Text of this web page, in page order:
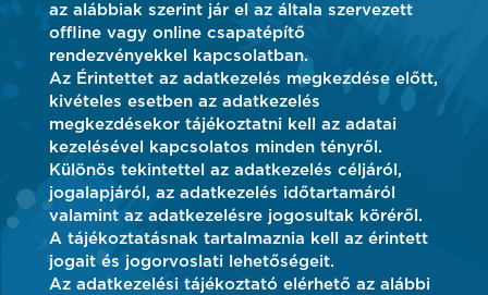
az alábbiak szerint jár el az általa szervezett
offline vagy online csapatépítő
rendezvényekkel kapcsolatban.
Az Érintettet az adatkezelés megkezdése előtt,
kivételes esetben az adatkezelés
megkezdésekor tájékoztatni kell az adatai
kezelésével kapcsolatos minden tényről.
Különös tekintettel az adatkezelés céljáról,
jogalapjáról, az adatkezelés időtartamáról
valamint az adatkezelésre jogosultak köréről.
A tájékoztatásnak tartalmaznia kell az érintett
jogait és jogorvoslati lehetőségeit.
Az adatkezelési tájékoztató elérhető az alábbi